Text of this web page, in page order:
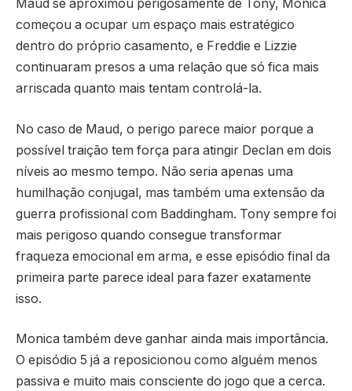
Maud se aproximou perigosamente de Tony, Monica
começou a ocupar um espaço mais estratégico
dentro do próprio casamento, e Freddie e Lizzie
continuaram presos a uma relação que só fica mais
arriscada quanto mais tentam controlá-la.
No caso de Maud, o perigo parece maior porque a
possível traição tem força para atingir Declan em dois
níveis ao mesmo tempo. Não seria apenas uma
humilhação conjugal, mas também uma extensão da
guerra profissional com Baddingham. Tony sempre foi
mais perigoso quando consegue transformar
fraqueza emocional em arma, e esse episódio final da
primeira parte parece ideal para fazer exatamente
isso.
Monica também deve ganhar ainda mais importância.
O episódio 5 já a reposicionou como alguém menos
passiva e muito mais consciente do jogo que a cerca.